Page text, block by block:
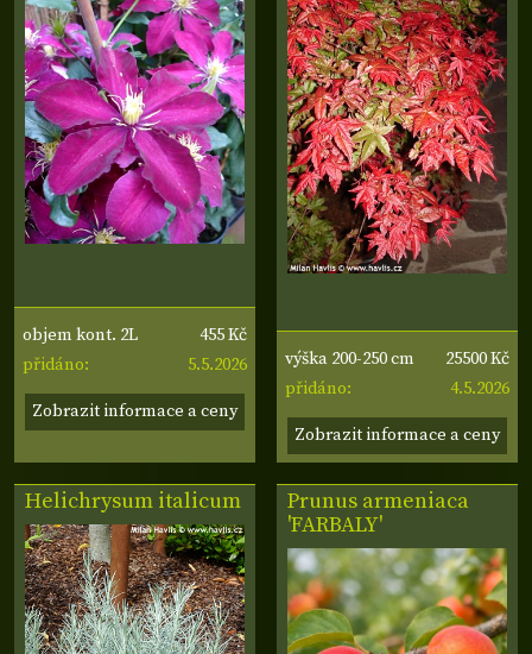
objem kont. 2L
455 Kč
přidáno:
5.5.2026
Zobrazit informace a ceny
výška 200-250 cm
25500 Kč
přidáno:
4.5.2026
Zobrazit informace a ceny
Helichrysum italicum
Prunus armeniaca
'FARBALY'